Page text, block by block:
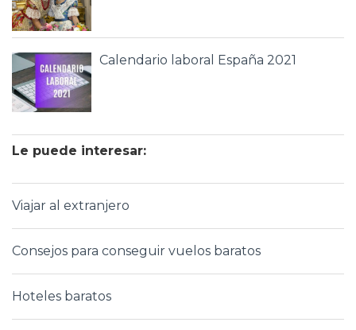
Calendario laboral España 2021
Le puede interesar:
Viajar al extranjero
Consejos para conseguir vuelos baratos
Hoteles baratos